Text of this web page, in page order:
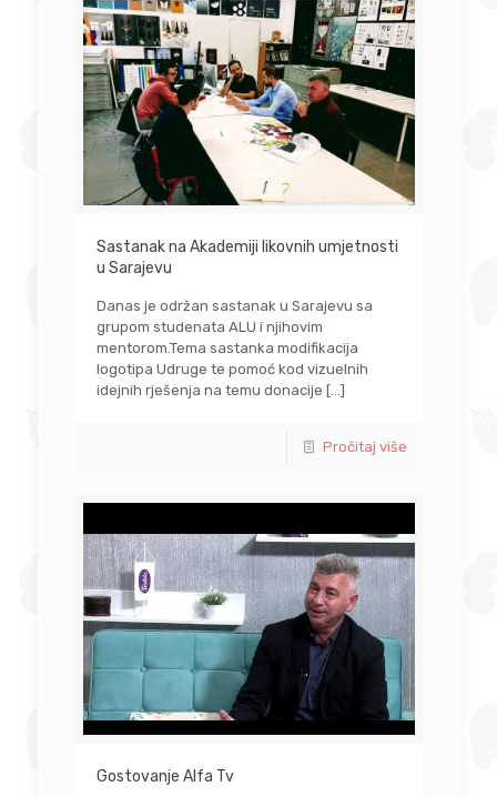
Sastanak na Akademiji likovnih umjetnosti
u Sarajevu
Danas je održan sastanak u Sarajevu sa
grupom studenata ALU i njihovim
mentorom.Tema sastanka modifikacija
logotipa Udruge te pomoć kod vizuelnih
idejnih rješenja na temu donacije […]
Pročitaj više
Gostovanje Alfa Tv